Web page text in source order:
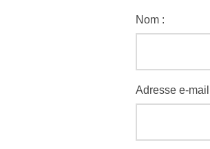
Nom :
Adresse e-mail